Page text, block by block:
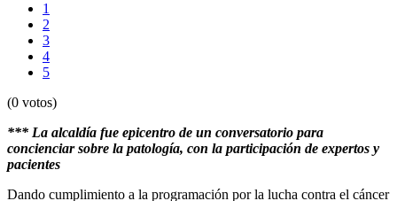
1
2
3
4
5
(0 votos)
*** La alcaldía fue epicentro de un conversatorio para
concienciar sobre la patología, con la participación de expertos y
pacientes
Dando cumplimiento a la programación por la lucha contra el cáncer